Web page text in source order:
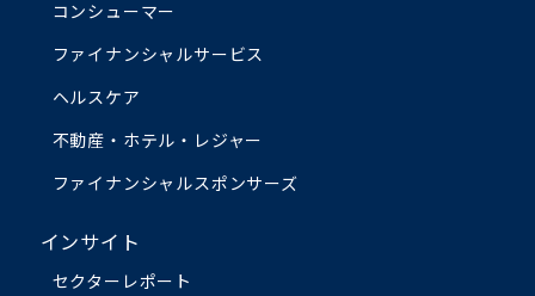
コンシューマー
ファイナンシャルサービス
ヘルスケア
不動産・ホテル・レジャー
ファイナンシャルスポンサーズ
インサイト
セクターレポート